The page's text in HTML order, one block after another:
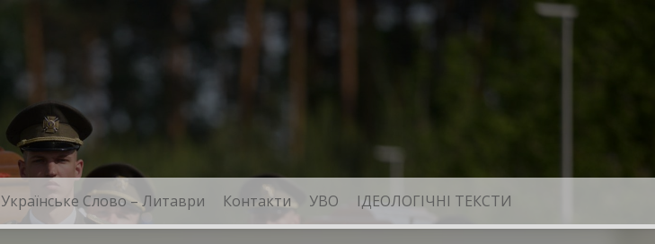
Українське Слово – Литаври Контакти УВО ІДЕОЛОГІЧНІ ТЕКСТИ